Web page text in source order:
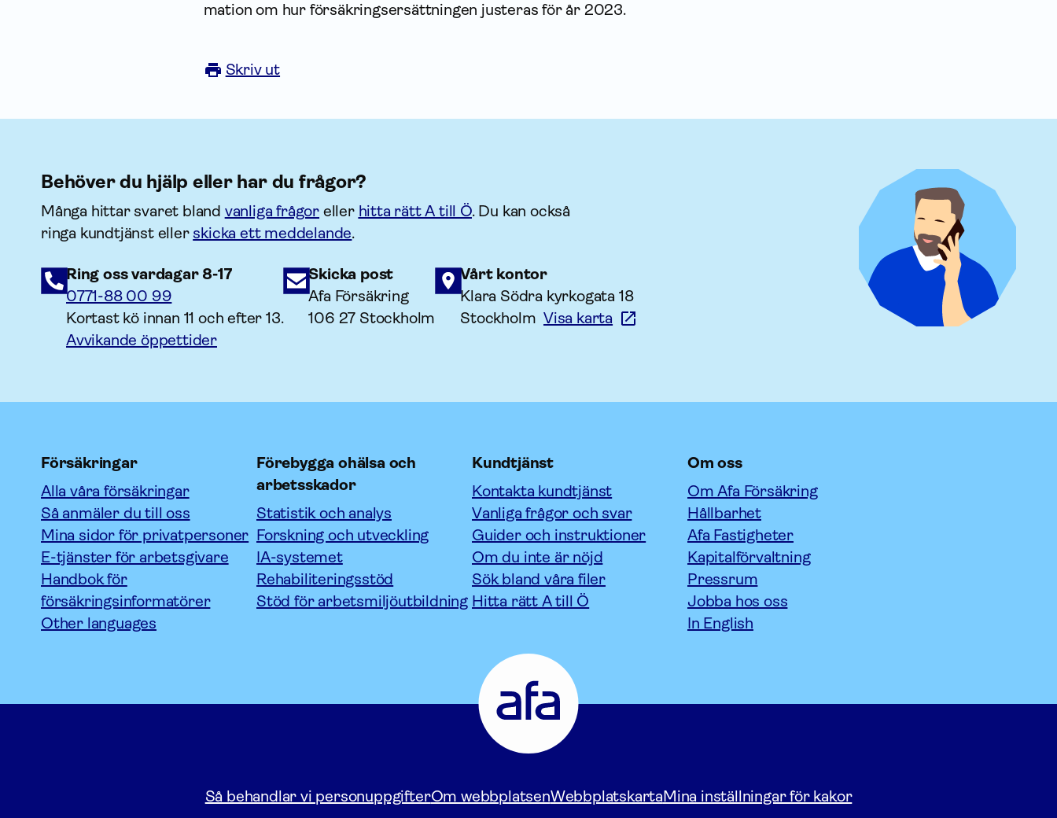
mation om hur försäkringsersättningen justeras för år 2023.
Skriv ut
Behöver du hjälp eller har du frågor?
Många hittar svaret bland vanliga frågor eller hitta rätt A till Ö. Du kan också
ringa kundtjänst eller skicka ett meddelande.
Ring oss vardagar 8-17
0771-88 00 99
Kortast kö innan 11 och efter 13.
Avvikande öppettider
Skicka post
Afa Försäkring
106 27 Stockholm
Vårt kontor
Klara Södra kyrkogata 18
StockholmVisa karta
Försäkringar
Alla våra försäkringar
Så anmäler du till oss
Mina sidor för privatpersoner
E-tjänster för arbetsgivare
Handbok för
försäkringsinformatörer
Other languages
Förebygga ohälsa och
arbetsskador
Statistik och analys
Forskning och utveckling
IA-systemet
Rehabiliteringsstöd
Stöd för arbetsmiljöutbildning
Kundtjänst
Kontakta kundtjänst
Vanliga frågor och svar
Guider och instruktioner
Om du inte är nöjd
Sök bland våra filer
Hitta rätt A till Ö
Om oss
Om Afa Försäkring
Hållbarhet
Afa Fastigheter
Kapitalförvaltning
Pressrum
Jobba hos oss
In English
Försäkring
Gå
till
startsidan
Så behandlar vi personuppgifterOm webbplatsenWebbplatskartaMina inställningar för kakor